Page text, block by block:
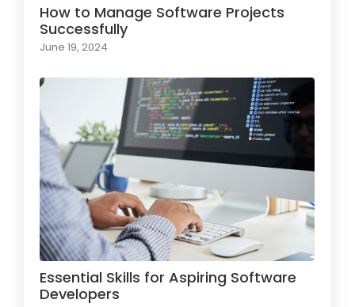
How to Manage Software Projects
Successfully
June 19, 2024
Essential Skills for Aspiring Software
Developers